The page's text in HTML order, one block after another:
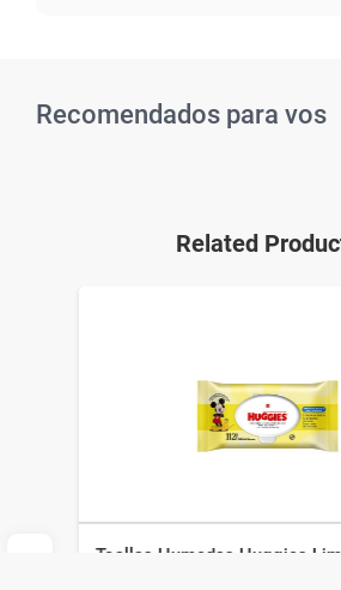
Recomendados para vos
Related
Toallas Humedas Huggies